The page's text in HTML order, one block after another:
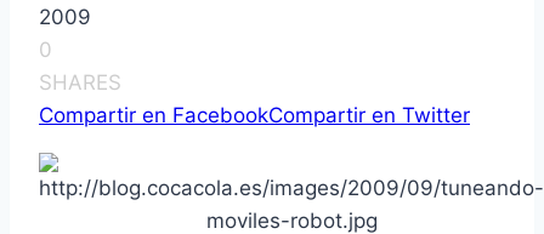
2009
0
SHARES
Compartir en FacebookCompartir en Twitter